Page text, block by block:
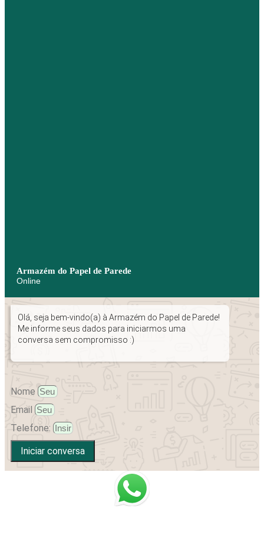
Armazém do Papel de Parede
Online
Olá, seja bem-vindo(a) à Armazém do Papel de Parede!
Me informe seus dados para iniciarmos uma
conversa sem compromisso :)
Nome
Email
Telefone:
Iniciar conversa